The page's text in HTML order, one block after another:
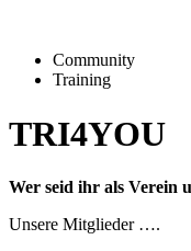
Community
Training
TRI4YOU
Wer seid ihr als Verein
Unsere Mitglieder ….